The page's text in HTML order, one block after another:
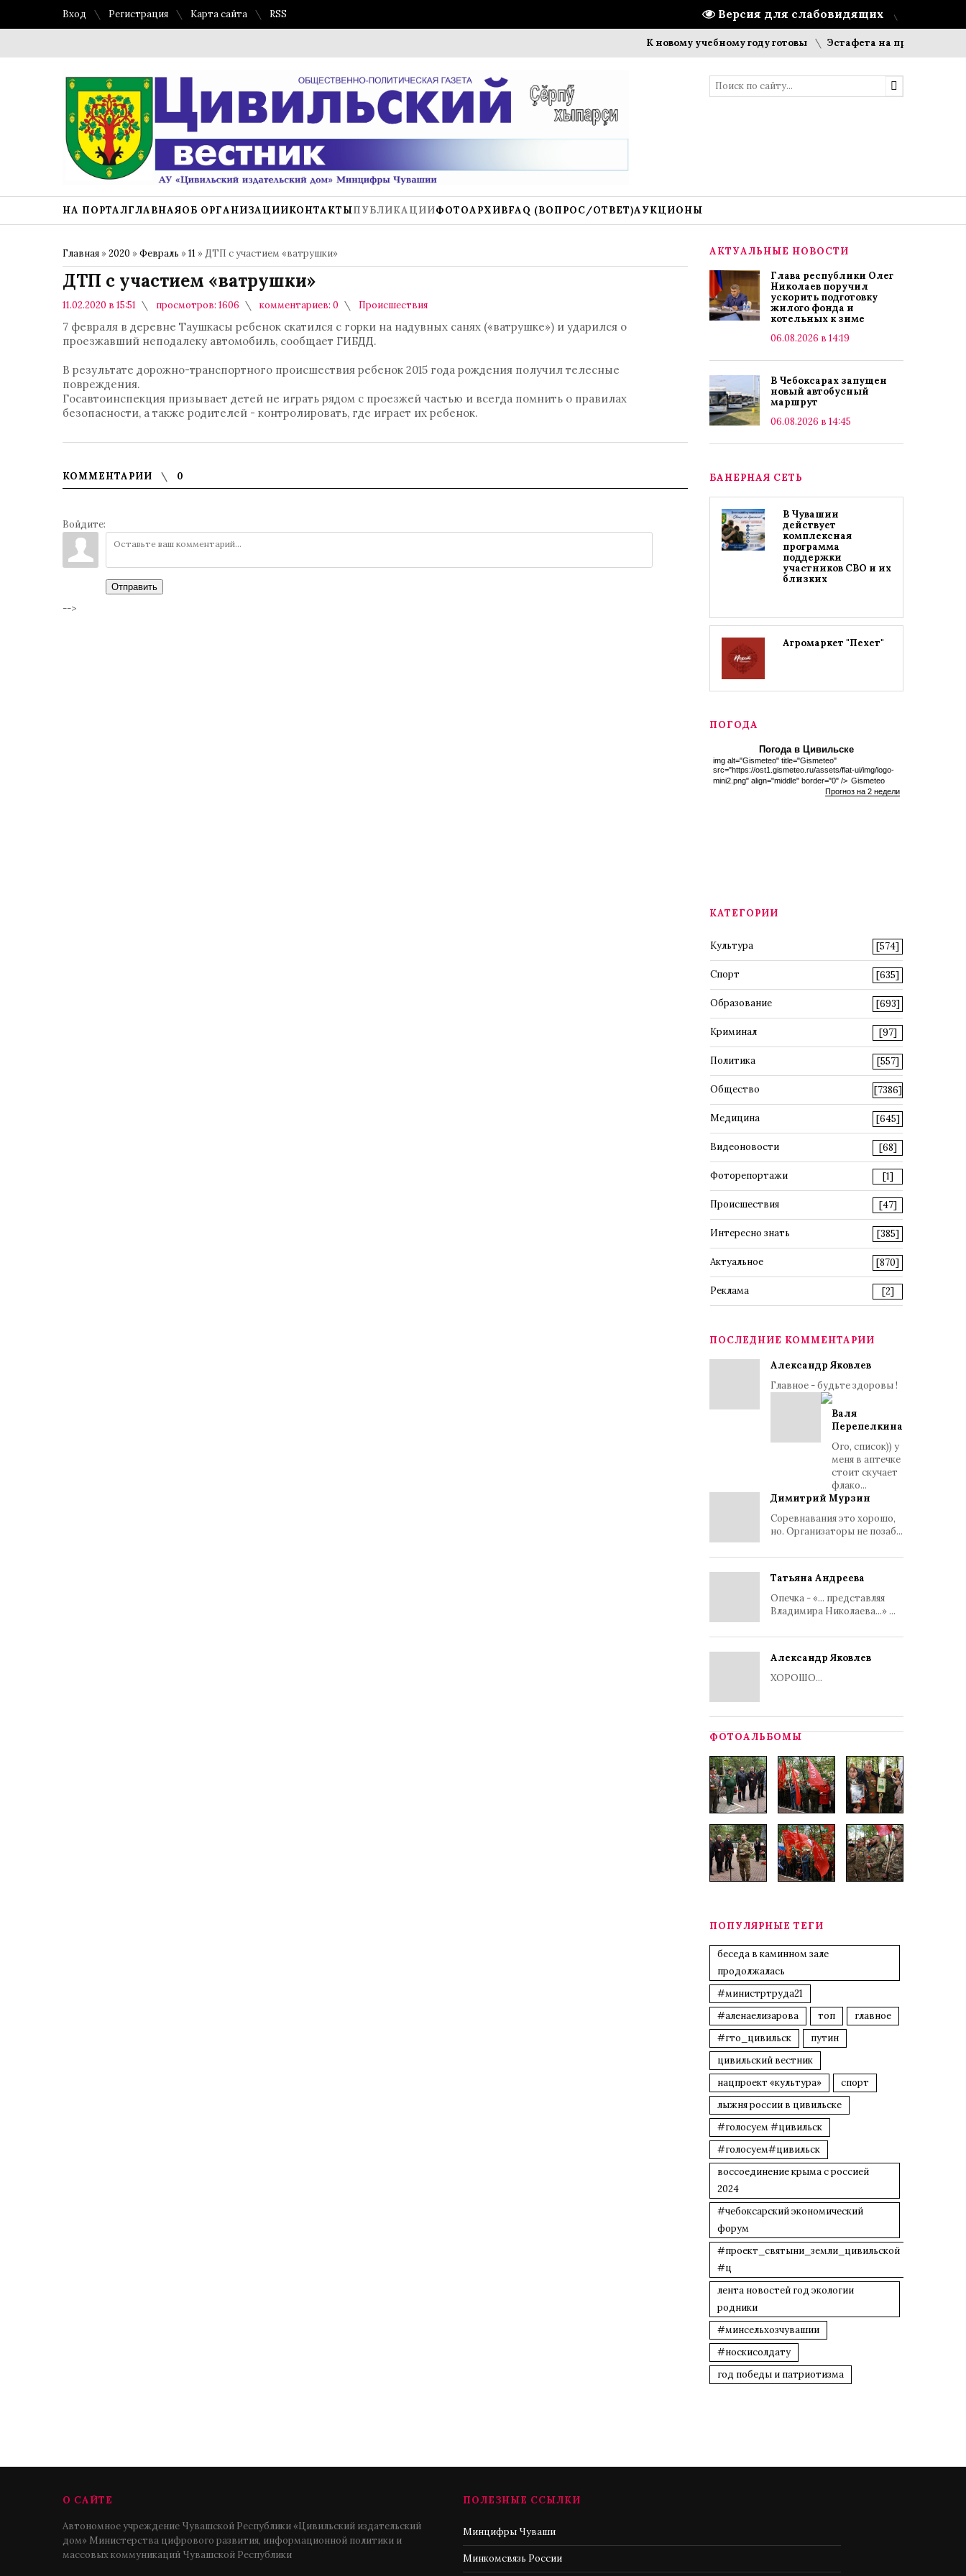
Версия для слабовидящих
Вход Регистрация Карта сайта RSS
К новому учебному году готовы Эстафета на призы газеты
НА ПОРТАЛГЛАВНАЯОБ ОРГАНИЗАЦИИКОНТАКТЫПУБЛИКАЦИИФОТОАРХИВFAQ (ВОПРОС/ОТВЕТ)АУКЦИОНЫ
Главная »2020 »Февраль »11 » ДТП с участием «ватрушки»
ДТП с участием «ватрушки»
11.02.2020 в 15:51 просмотров: 1606 комментариев: 0 Происшествия
7 февраля в деревне Таушкасы ребенок скатился с горки на надувных санях («ватрушке») и ударился о
проезжавший неподалеку автомобиль, сообщает ГИБДД.
В результате дорожно-транспортного происшествия ребенок 2015 года рождения получил телесные
повреждения.
Госавтоинспекция призывает детей не играть рядом с проезжей частью и всегда помнить о правилах
безопасности, а также родителей - контролировать, где играет их ребенок.
КОММЕНТАРИИ 0
Войдите:
Отправить
-->
АКТУАЛЬНЫЕ НОВОСТИ
Глава республики Олег
Николаев поручил
ускорить подготовку
жилого фонда и
котельных к зиме
06.08.2026 в 14:19
В Чебоксарах запущен
новый автобусный
маршрут
06.08.2026 в 14:45
БАНЕРНАЯ СЕТЬ
В Чувашии
действует
комплексная
программа
поддержки
участников СВО и их
близких
Агромаркет "Пехет"
ПОГОДА
Погода в Цивильске
img alt="Gismeteo" title="Gismeteo"
src="https://ost1.gismeteo.ru/assets/flat-ui/img/logo-
mini2.png" align="middle" border="0" /> Gismeteo
Прогноз на 2 недели
КАТЕГОРИИ
Культура [574]
Спорт [635]
Образование [693]
Криминал [97]
Политика [557]
Общество [7386]
Медицина [645]
Видеоновости [68]
Фоторепортажи [1]
Происшествия [47]
Интересно знать [385]
Актуальное [870]
Реклама [2]
ПОСЛЕДНИЕ КОММЕНТАРИИ
Александр Яковлев
Главное - будьте здоровы !
Валя
Перепелкина
Ого, список)) у
меня в аптечке
стоит скучает
флако...
Димитрий Мурзин
Соревнавания это хорошо,
но. Организаторы не позаб...
Татьяна Андреева
Опечка - «... представляя
Владимира Николаева...» ...
Александр Яковлев
ХОРОШО...
ФОТОАЛЬБОМЫ
ПОПУЛЯРНЫЕ ТЕГИ
беседа в каминном зале
продолжалась
#министртруда21
#аленаелизарова
топ
главное
#гто_цивильск
путин
цивильский вестник
нацпроект «культура»
спорт
лыжня россии в цивильске
#голосуем #цивильск
#голосуем#цивильск
воссоединение крыма с россией
2024
#чебоксарский экономический
форум
#проект_святыни_земли_цивильской
#ц
лента новостей год экологии
родники
#минсельхозчувашии
#носкисолдату
год победы и патриотизма
О САЙТЕ
Автономное учреждение Чувашской Республики «Цивильский издательский
дом» Министерства цифрового развития, информационной политики и
массовых коммуникаций Чувашской Республики
ПОЛЕЗНЫЕ ССЫЛКИ
Минцифры Чуваши
Минкомсвязь России